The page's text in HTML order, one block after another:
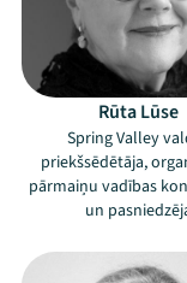
Rūta Lūse
Spring Valley
priekšsēdētāja,
pārmaiņu vadības
un